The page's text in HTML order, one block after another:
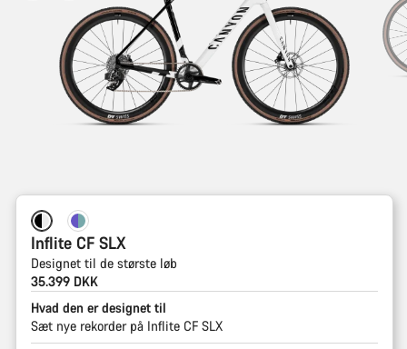
Inflite CF SLX
Designet til de største løb
35.399 DKK
Hvad den er designet til
Sæt nye rekorder på Inflite CF SLX